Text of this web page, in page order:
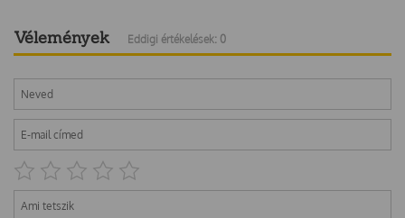
Vélemények Eddigi értékelések: 0